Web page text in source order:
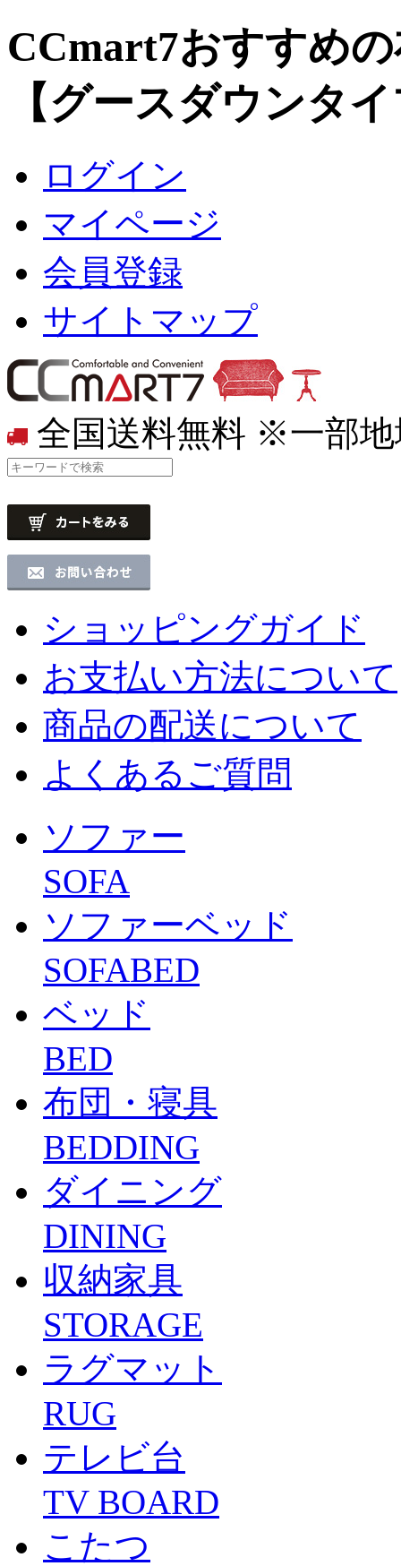
CCmart7おすすめ
【グースダウンタ
ログイン
マイページ
会員登録
サイトマップ
全国送料無料 ※一部地
ショッピングガイド
お支払い方法について
商品の配送について
よくあるご質問
ソファー
SOFA
ソファーベッド
SOFABED
ベッド
BED
布団・寝具
BEDDING
ダイニング
DINING
収納家具
STORAGE
ラグマット
RUG
テレビ台
TV BOARD
こたつ